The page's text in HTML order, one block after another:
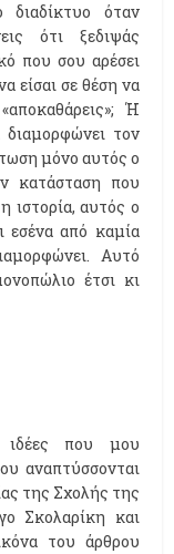
διαδίκτυο όταν
ότι ξεδιψάς
που σου αρέσει
είσαι σε θέση να
Ή
τον
μόνο αυτός ο
κατάσταση που
ιστορία, αυτός ο
εσένα από καμία
Αυτό
έτσι κι
ιδέες που μου
αναπτύσσονται
της Σχολής της
Σκολαρίκη και
του άρθρου